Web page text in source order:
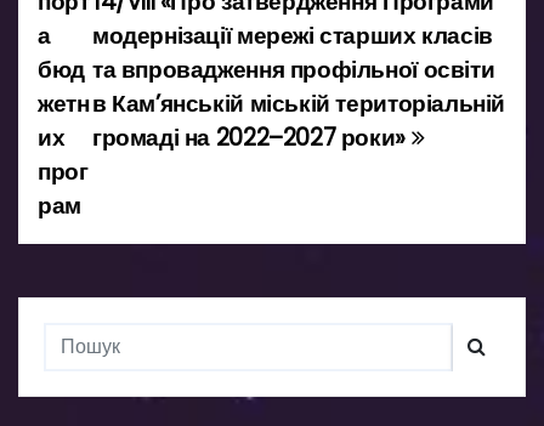
в
і
г
а
ц
і
з
модернізації мережі старших класів
та впровадження профільної освіти
в Кам’янській міській територіальній
громаді на 2022–2027 роки»
а
бюд
жетн
их
прог
рам